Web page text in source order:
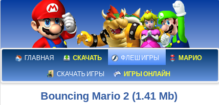
ГЛАВНАЯ СКАЧАТЬ ФЛЕШ ИГРЫ МАРИО
СКАЧАТЬ ИГРЫ ИГРЫ ОНЛАЙН
Bouncing Mario 2 (1.41 Mb)